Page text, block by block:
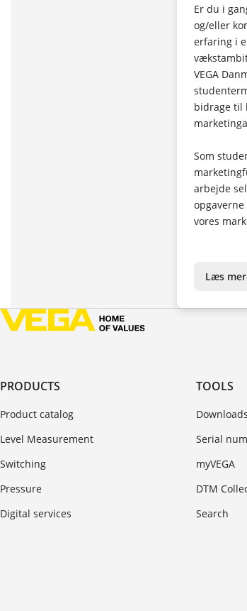
Er du i
og/eller
erfaring i
VEGA
bidrage til
Som
arbejde
vores
Læs
PRODUCTS
Product catalog
Level Measurement
Switching
Pressure
Digital services
TOOLS
Downloads
Serial
myVEGA
DTM
Search